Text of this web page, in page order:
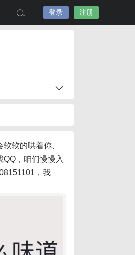
登录 注册
软的哄着你、
，咱们慢慢入
， 我